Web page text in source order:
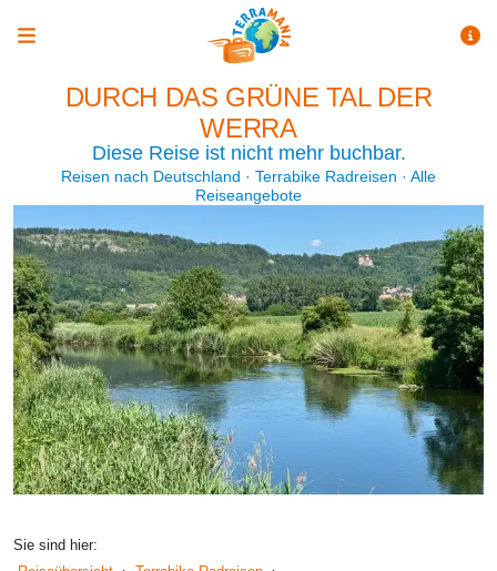
DURCH DAS GRÜNE TAL DER
WERRA
Diese Reise ist nicht mehr buchbar.
Reisen nach Deutschland · Terrabike Radreisen · Alle
Reiseangebote
Sie sind hier: